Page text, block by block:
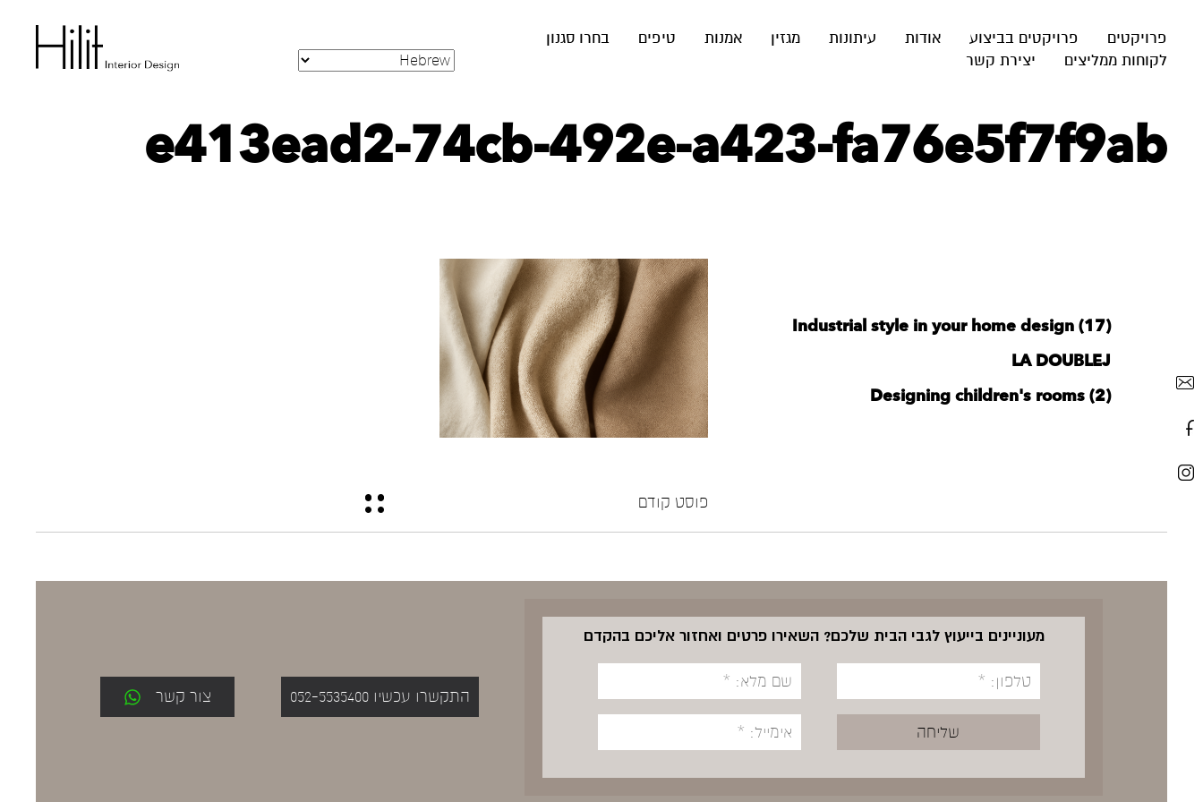
פרויקטים פרויקטים בביצוע אודות עיתונות מגזין אמנות טיפים
בחרו סגנון
לקוחות ממליצים
יצירת קשר
e413ead2-74cb-492e-a423-fa76e5f7f9ab
Industrial style in your home design (17)
LA DOUBLEJ
Designing children's rooms (2)
פוסט קודם
מעוניינים בייעוץ לגבי הבית שלכם? השאירו פרטים ואחזור אליכם בהקדם
התקשרו עכשיו 052-5535400 צור קשר